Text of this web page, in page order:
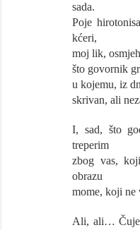
sada.
Poje
kćeri,
moj lik,
što govornik
u kojemu, iz
skrivan, ali
I, sad, što
treperim
zbog vas,
obrazu
mome, koji ne
Ali, ali…